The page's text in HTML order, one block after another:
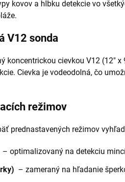
kovov a hĺbku detekcie vo
V12 sonda
koncentrickou cievkou V12 (12"
Cievka je vodeodolná, čo
režimov
prednastavených režimov
– optimalizovaný na detekciu
– zameraný na hľadanie